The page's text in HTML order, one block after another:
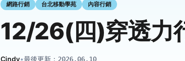
網路行銷 台北移動學苑 內容行銷
12/26(四)穿透力
Cindy•最後更新： 2026.06.10